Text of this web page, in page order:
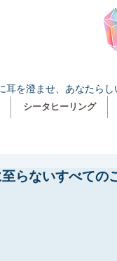
耳を澄ませ、あなたら
シータヒーリング
らないすべての